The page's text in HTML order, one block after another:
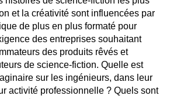
et la créativité sont influencées par
de plus en plus formaté pour
des entreprises souhaitant
des produits rêvés et
de science-fiction. Quelle est
sur les ingénieurs, dans leur
activité professionnelle ? Quels sont